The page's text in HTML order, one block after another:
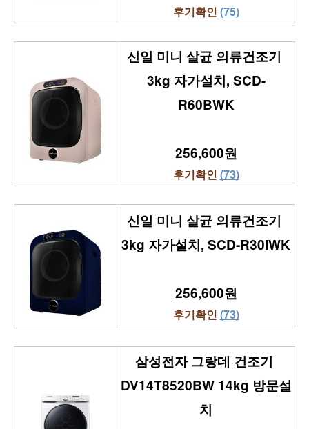
후기확인 (75)
신일 미니 살균 의류건조기
3kg 자가설치, SCD-
R60BWK
256,600원
후기확인 (73)
신일 미니 살균 의류건조기
3kg 자가설치, SCD-R30IWK
256,600원
후기확인 (73)
삼성전자 그랑데 건조기
DV14T8520BW 14kg 방문설
치